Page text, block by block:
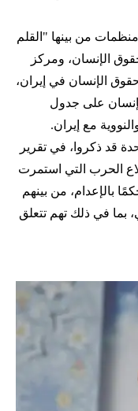
من بينها "القلم
الإنسان، ومركز
الإنسان في إيران،
على جدول
مع إيران.
قد ذكروا، في تقرير
اندلاع الحرب التي استمرت
يومًا، تم تنفيذ ما لا يقل عن 156 حكمًا بالإعدام، من بينهم
بما في ذلك تهم تتعلق